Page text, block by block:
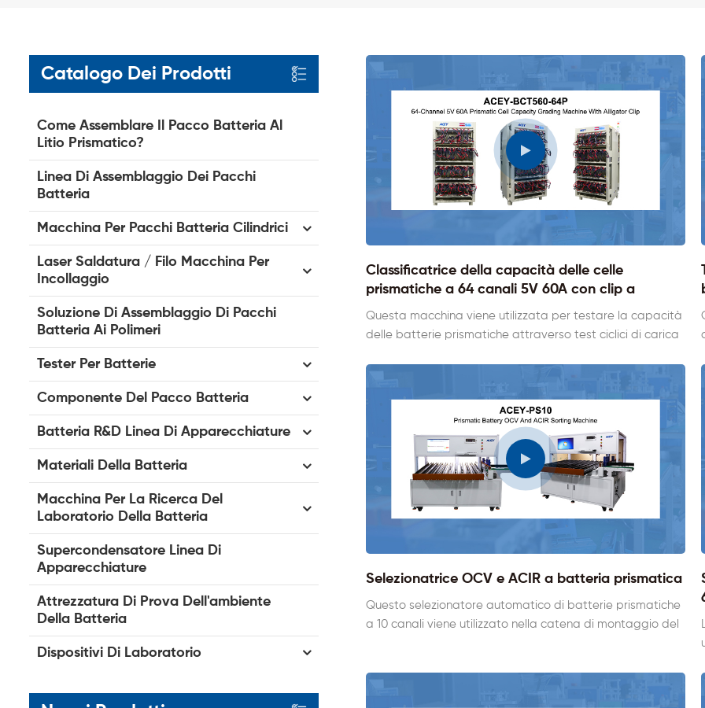
Catalogo Dei Prodotti
Come Assemblare Il Pacco Batteria Al
Litio Prismatico?
Linea Di Assemblaggio Dei Pacchi
Batteria
Macchina Per Pacchi Batteria Cilindrici
Laser Saldatura / Filo Macchina Per
Incollaggio
Soluzione Di Assemblaggio Di Pacchi
Batteria Ai Polimeri
Tester Per Batterie
Componente Del Pacco Batteria
Batteria R&D Linea Di Apparecchiature
Materiali Della Batteria
Macchina Per La Ricerca Del
Laboratorio Della Batteria
Supercondensatore Linea Di
Apparecchiature
Attrezzatura Di Prova Dell'ambiente
Della Batteria
Dispositivi Di Laboratorio
Classificatrice della capacità delle celle
prismatiche a 64 canali 5V 60A con clip a
coccodrillo
Questa macchina viene utilizzata per testare la capacità
delle batterie prismatiche attraverso test ciclici di carica
celle contemporaneamente. Dotato di clip a coccodrillo,
e ha una funzione di feedback di risparmio energetico,
supporta la personalizzazione di celle di batterie di
diverse dimensioni.
Selezionatrice OCV e ACIR a batteria prismatica
Questo selezionatore automatico di batterie prismatiche
a 10 canali viene utilizzato nella catena di montaggio del
al litio prismatica generale. Il tester ad alta precisione è